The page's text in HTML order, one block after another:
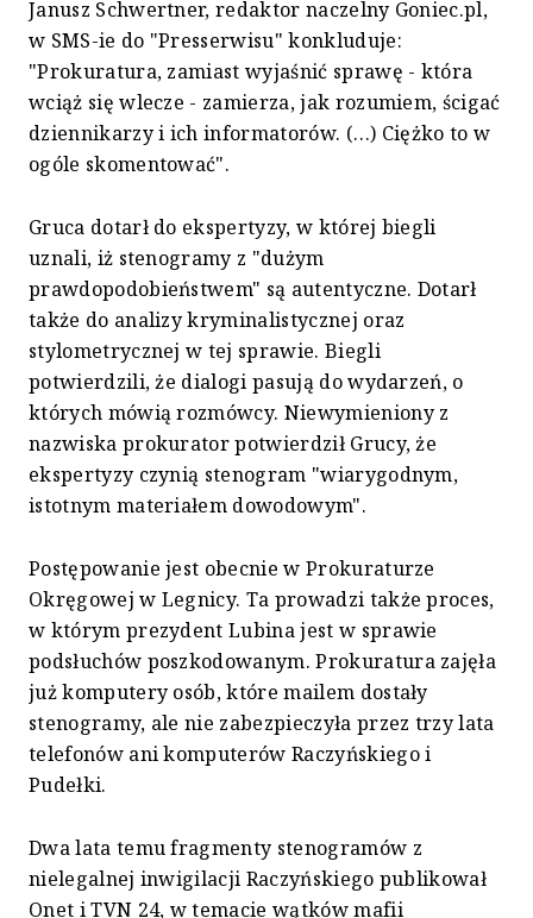
Janusz Schwertner, redaktor naczelny Goniec.pl,
w SMS-ie do "Presserwisu" konkluduje:
"Prokuratura, zamiast wyjaśnić sprawę - która
wciąż się wlecze - zamierza, jak rozumiem, ścigać
dziennikarzy i ich informatorów. (…) Ciężko to w
ogóle skomentować".
Gruca dotarł do ekspertyzy, w której biegli
uznali, iż stenogramy z "dużym
prawdopodobieństwem" są autentyczne. Dotarł
także do analizy kryminalistycznej oraz
stylometrycznej w tej sprawie. Biegli
potwierdzili, że dialogi pasują do wydarzeń, o
których mówią rozmówcy. Niewymieniony z
nazwiska prokurator potwierdził Grucy, że
ekspertyzy czynią stenogram "wiarygodnym,
istotnym materiałem dowodowym".
Postępowanie jest obecnie w Prokuraturze
Okręgowej w Legnicy. Ta prowadzi także proces,
w którym prezydent Lubina jest w sprawie
podsłuchów poszkodowanym. Prokuratura zajęła
już komputery osób, które mailem dostały
stenogramy, ale nie zabezpieczyła przez trzy lata
telefonów ani komputerów Raczyńskiego i
Pudełki.
Dwa lata temu fragmenty stenogramów z
nielegalnej inwigilacji Raczyńskiego publikował
Onet i TVN 24, w temacie wątków mafii